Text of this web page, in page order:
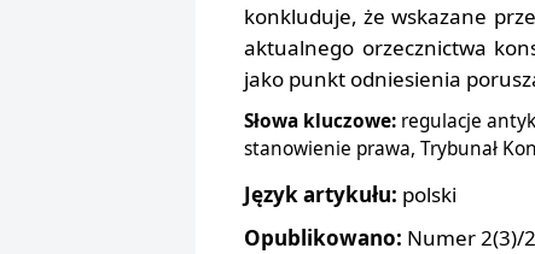
konkluduje, że wskazane
aktualnego orzecznictwa
jako punkt odniesienia
Słowa kluczowe: regulacje
stanowienie prawa, Trybunał
Język artykułu: polski
Opublikowano: Numer 2(3)/